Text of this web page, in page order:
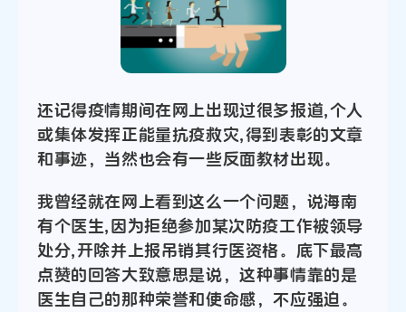
还记得疫情期间在网上出现过很多报道,个人
或集体发挥正能量抗疫救灾,得到表彰的文章
和事迹，当然也会有一些反面教材出现。
我曾经就在网上看到这么一个问题，说海南
有个医生,因为拒绝参加某次防疫工作被领导
处分,开除并上报吊销其行医资格。底下最高
点赞的回答大致意思是说，这种事情靠的是
医生自己的那种荣誉和使命感，不应强迫。